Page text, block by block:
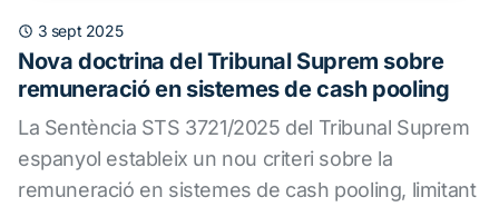
3 sept 2025
Nova doctrina del Tribunal Suprem sobre
remuneració en sistemes de cash pooling
La Sentència STS 3721/2025 del Tribunal Suprem
espanyol estableix un nou criteri sobre la
remuneració en sistemes de cash pooling, limitant